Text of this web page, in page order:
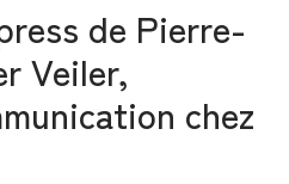
de Pierre-
Veiler,
chez